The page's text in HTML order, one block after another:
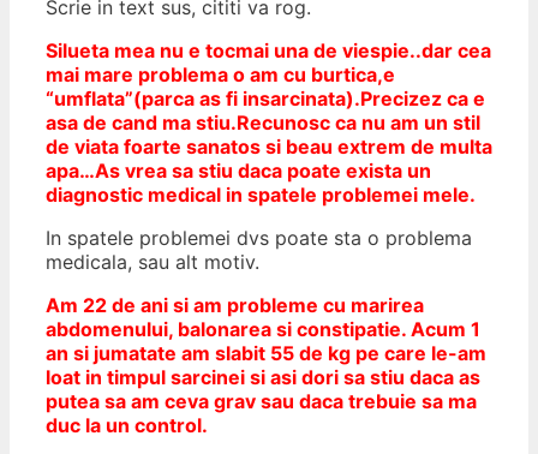
Scrie in text sus, cititi va rog.
Silueta mea nu e tocmai una de viespie..dar cea
mai mare problema o am cu burtica,e
“umflata”(parca as fi insarcinata).Precizez ca e
asa de cand ma stiu.Recunosc ca nu am un stil
de viata foarte sanatos si beau extrem de multa
apa…As vrea sa stiu daca poate exista un
diagnostic medical in spatele problemei mele.
In spatele problemei dvs poate sta o problema
medicala, sau alt motiv.
Am 22 de ani si am probleme cu marirea
abdomenului, balonarea si constipatie. Acum 1
an si jumatate am slabit 55 de kg pe care le-am
loat in timpul sarcinei si asi dori sa stiu daca as
putea sa am ceva grav sau daca trebuie sa ma
duc la un control.